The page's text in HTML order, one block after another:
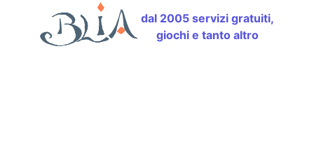
dal 2005 servizi gratuiti,
giochi e tanto altro